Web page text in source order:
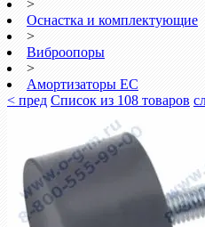
>
Оснастка и комплектующие
>
Виброопоры
>
Амортизаторы EC
< пред Список из 108 товаров